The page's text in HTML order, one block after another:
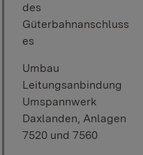
des
Güterbahnanschluss
es
Umbau
Leitungsanbindung
Umspannwerk
Daxlanden, Anlagen
7520 und 7560